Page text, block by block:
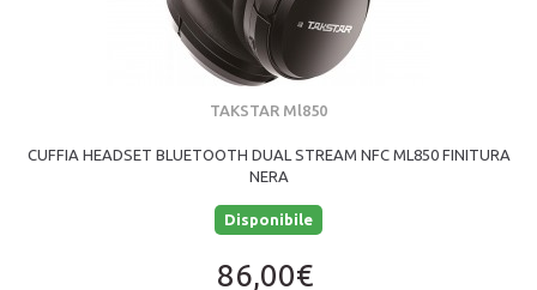
TAKSTAR Ml850
CUFFIA HEADSET BLUETOOTH DUAL STREAM NFC ML850 FINITURA
NERA
Disponibile
86,00€